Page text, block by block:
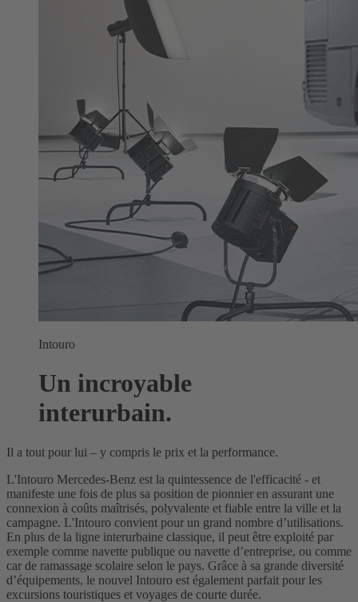
Intouro
Un incroyable
interurbain.
Il a tout pour lui – y compris le prix et la performance.
L'Intouro Mercedes-Benz est la quintessence de l'efficacité - et
manifeste une fois de plus sa position de pionnier en assurant une
connexion à coûts maîtrisés, polyvalente et fiable entre la ville et la
campagne. L'Intouro convient pour un grand nombre d’utilisations.
En plus de la ligne interurbaine classique, il peut être exploité par
exemple comme navette publique ou navette d’entreprise, ou comme
car de ramassage scolaire selon le pays. Grâce à sa grande diversité
d’équipements, le nouvel Intouro est également parfait pour les
excursions touristiques et voyages de courte durée.